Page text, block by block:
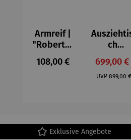
Armreif |
"Roberta"
– Anna
Mütz
Regulärer Preis:
108,00 €
ch
Aluminium
– Valor
699,00 €
UVP 899,00 €
Exklusive Angebote